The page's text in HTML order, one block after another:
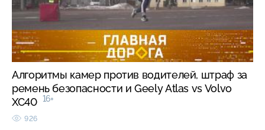
Алгоритмы камер против водителей, штраф за
ремень безопасности и Geely Atlas vs Volvo
XC40 16+
926